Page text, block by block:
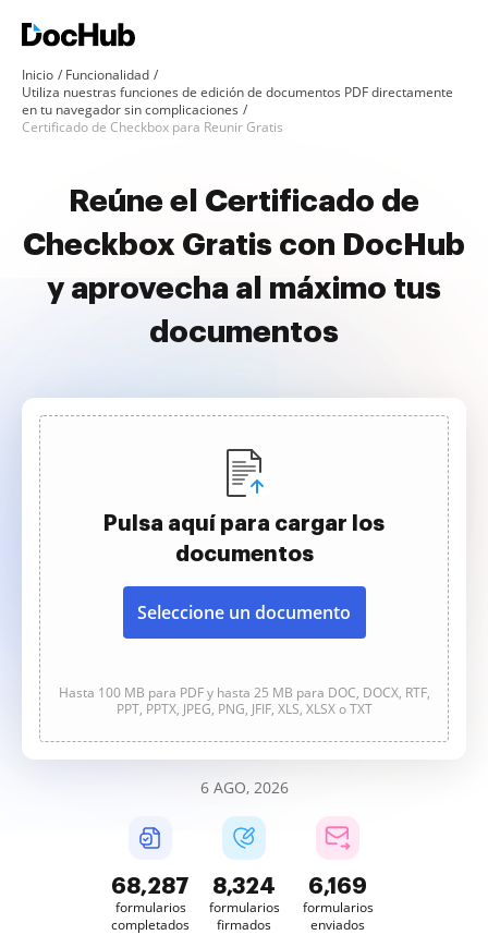
Inicio
Funcionalidad
Utiliza nuestras funciones de edición de documentos PDF directamente
en tu navegador sin complicaciones
Certificado de Checkbox para Reunir Gratis
Reúne el Certificado de
Checkbox Gratis con DocHub
y aprovecha al máximo tus
documentos
Pulsa aquí para cargar los
documentos
Seleccione un documento
Hasta 100 MB para PDF y hasta 25 MB para DOC, DOCX, RTF,
PPT, PPTX, JPEG, PNG, JFIF, XLS, XLSX o TXT
6 AGO, 2026
68,288
formularios
completados
8,324
formularios
firmados
6,169
formularios
enviados